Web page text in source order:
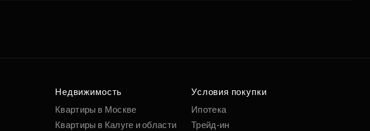
по удобным
вам параметрам
Подобрать
Недвижимость
Квартиры в Москве
Квартиры в Калуге и области
Условия покупки
Ипотека
Трейд-ин